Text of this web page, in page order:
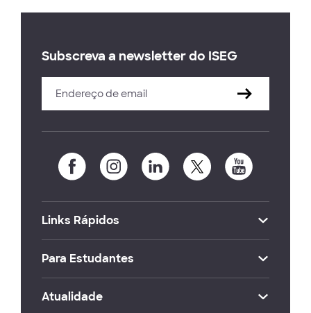
Subscreva a newsletter do ISEG
Links Rápidos
Para Estudantes
Atualidade